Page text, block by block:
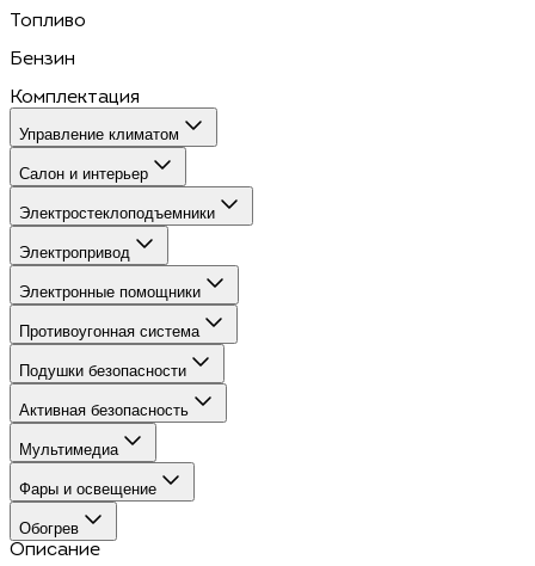
Топливо
Бензин
Комплектация
Управление климатом
Салон и интерьер
Электростеклоподъемники
Электропривод
Электронные помощники
Противоугонная система
Подушки безопасности
Активная безопасность
Мультимедиа
Фары и освещение
Обогрев
Описание